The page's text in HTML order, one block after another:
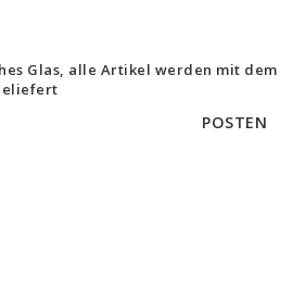
Glas, alle Artikel werden mit dem
POSTEN